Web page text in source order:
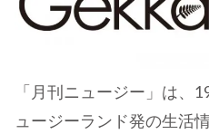
「月刊ニュージー」は、
ュージーランド発の生活